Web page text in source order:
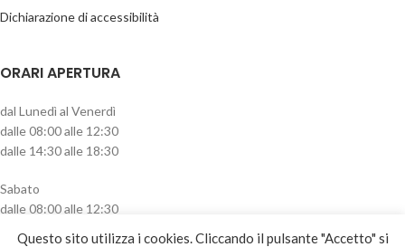
Dichiarazione di accessibilità
ORARI APERTURA
dal Lunedì al Venerdì
dalle 08:00 alle 12:30
dalle 14:30 alle 18:30
Sabato
dalle 08:00 alle 12:30
Questo sito utilizza i cookies. Cliccando il pulsante "Accetto" si